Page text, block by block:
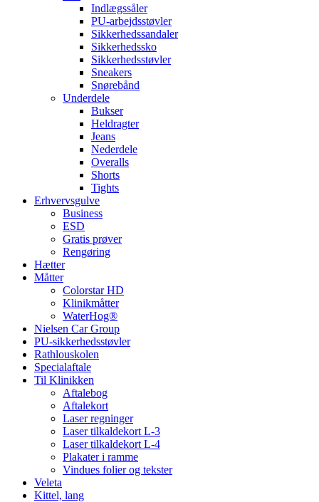
Indlægssåler
PU-arbejdsstøvler
Sikkerhedssandaler
Sikkerhedssko
Sikkerhedsstøvler
Sneakers
Snørebånd
Underdele
Bukser
Heldragter
Jeans
Nederdele
Overalls
Shorts
Tights
Erhvervsgulve
Business
ESD
Gratis prøver
Rengøring
Hætter
Måtter
Colorstar HD
Klinikmåtter
WaterHog®
Nielsen Car Group
PU-sikkerhedsstøvler
Rathlouskolen
Specialaftale
Til Klinikken
Aftalebog
Aftalekort
Laser regninger
Laser tilkaldekort L-3
Laser tilkaldekort L-4
Plakater i ramme
Vindues folier og tekster
Veleta
Kittel, lang